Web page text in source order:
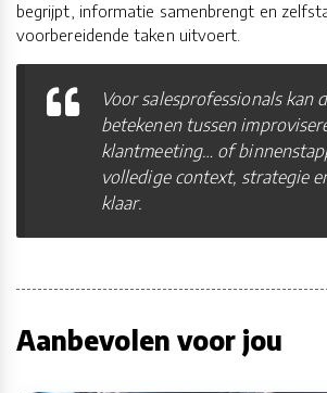
begrijpt, informatie samenbrengt en
voorbereidende taken uitvoert.
Voor salesprofessionals kan
betekenen tussen
klantmeeting… of
volledige context, strategie
klaar.
Aanbevolen voor jou